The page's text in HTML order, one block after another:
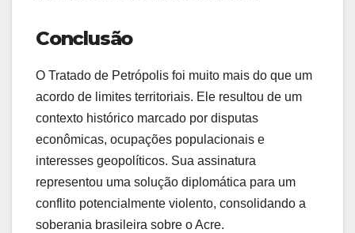
Conclusão
O Tratado de Petrópolis foi muito mais do que um
acordo de limites territoriais. Ele resultou de um
contexto histórico marcado por disputas
econômicas, ocupações populacionais e
interesses geopolíticos. Sua assinatura
representou uma solução diplomática para um
conflito potencialmente violento, consolidando a
soberania brasileira sobre o Acre.